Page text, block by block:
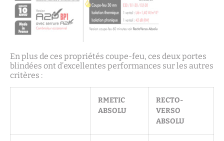
En plus de ces propriétés coupe-feu, ces deux portes
blindées ont d’excellentes performances sur les autres
critères :
RMETIC
ABSOLU
RECTO-
VERSO
ABSOLU